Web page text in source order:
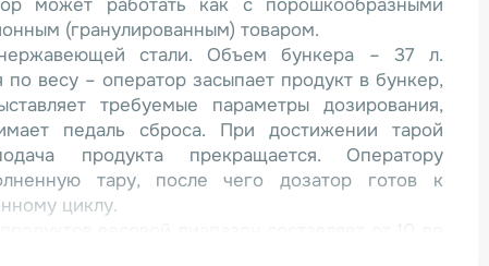
(гранулированным) товаром.
стали. Объем бункера – 37 л.
по весу – оператор засыпает продукт в бункер,
требуемые параметры дозирования,
педаль сброса. При достижении тарой
продукта прекращается. Оператору
тару, после чего дозатор готов к
циклу.
продуктов – от 10 до 1700 г.